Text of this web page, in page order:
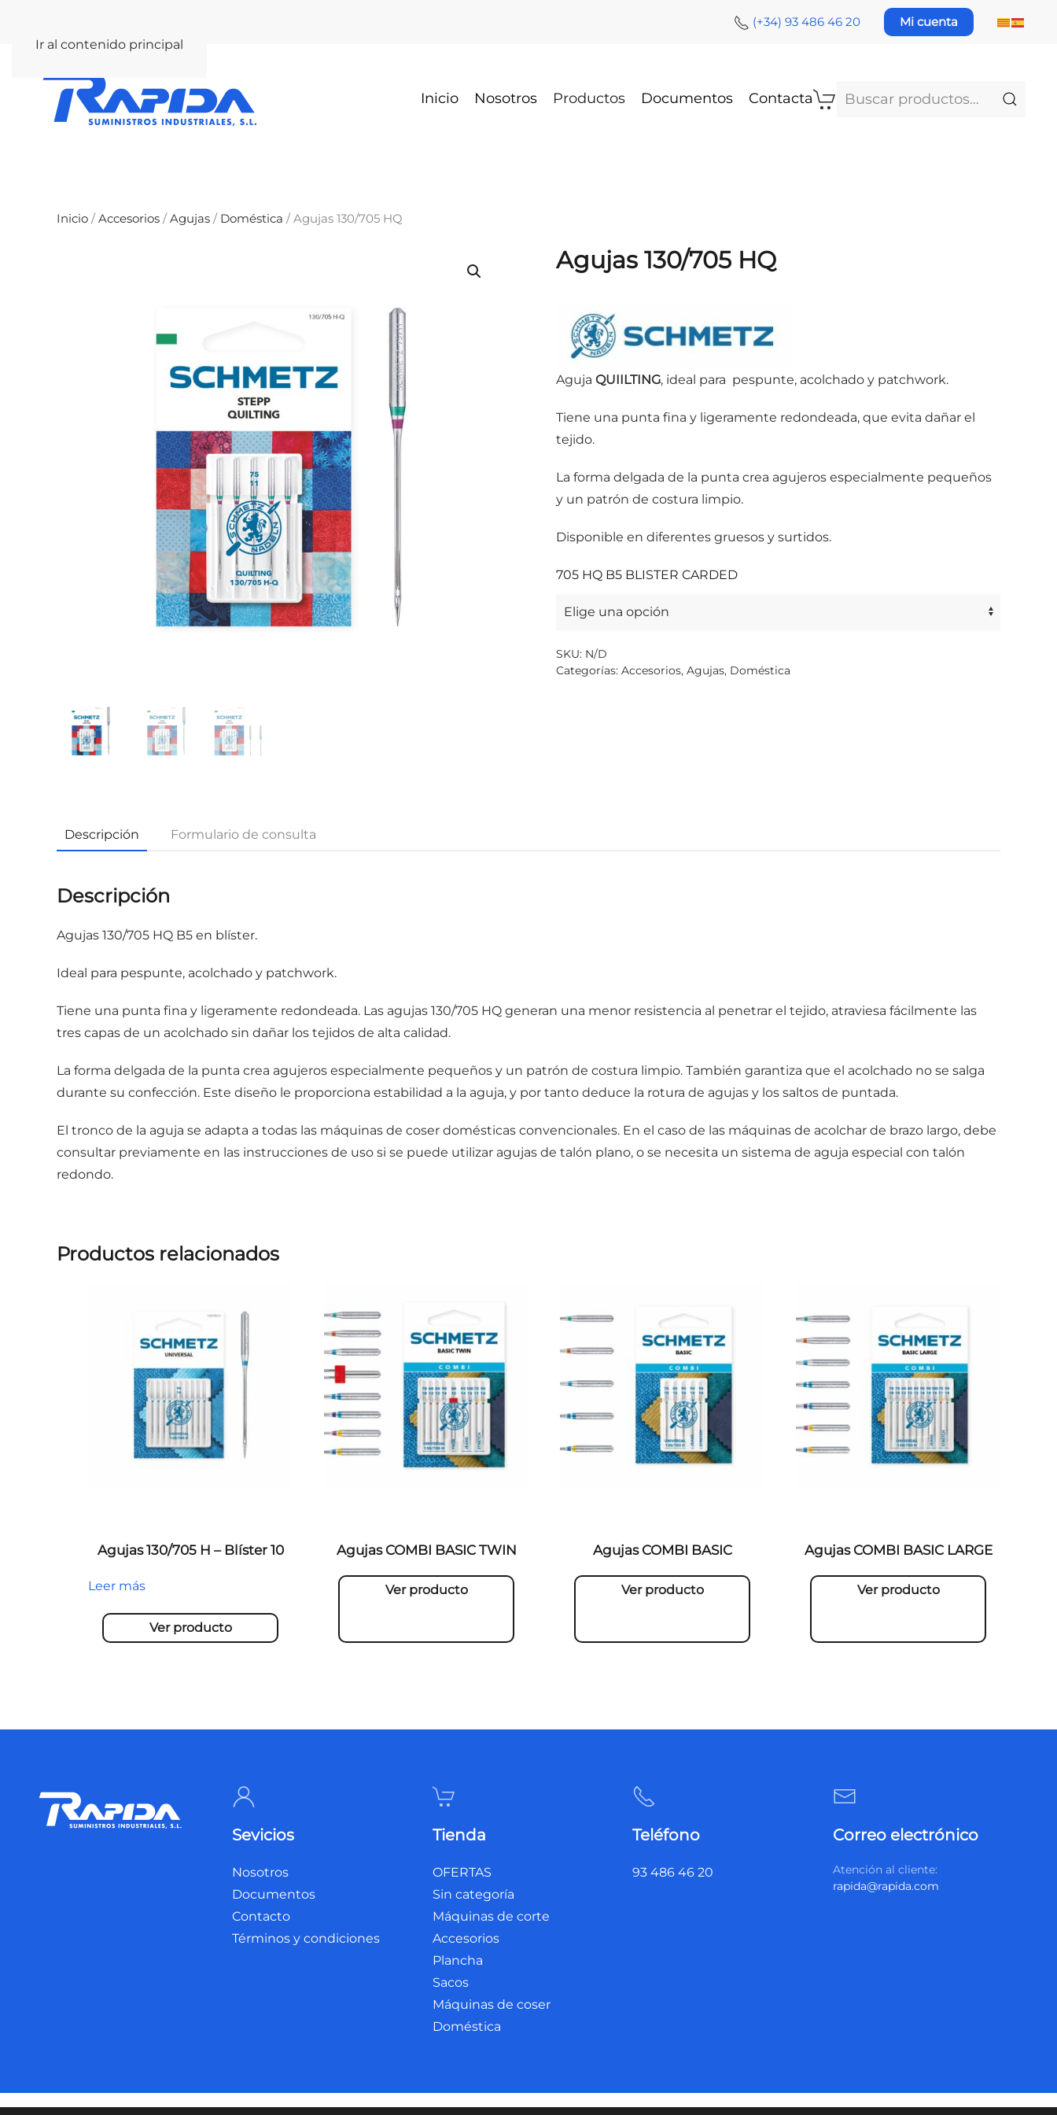
Ir al contenido principal
(+34) 93 486 46 20 Mi cuenta
Inicio Nosotros Productos Documentos Contacta
Buscar
Inicio /Accesorios /Agujas / Doméstica / Agujas 130/705 HQ
Agujas 130/705 HQ
Aguja QUIILTING, ideal para pespunte, acolchado y patchwork.
Tiene una punta fina y ligeramente redondeada, que evita dañar el
tejido.
La forma delgada de la punta crea agujeros especialmente pequeños
y un patrón de costura limpio.
Disponible en diferentes gruesos y surtidos.
705 HQ B5 BLISTER CARDED
SKU: N/D
Categorías: Accesorios, Agujas, Doméstica
Descripción Formulario de consulta
Descripción
Agujas 130/705 HQ B5 en blíster.
Ideal para pespunte, acolchado y patchwork.
Tiene una punta fina y ligeramente redondeada. Las agujas 130/705 HQ generan una menor resistencia al penetrar el tejido, atraviesa fácilmente las
tres capas de un acolchado sin dañar los tejidos de alta calidad.
La forma delgada de la punta crea agujeros especialmente pequeños y un patrón de costura limpio. También garantiza que el acolchado no se salga
durante su confección. Este diseño le proporciona estabilidad a la aguja, y por tanto deduce la rotura de agujas y los saltos de puntada.
El tronco de la aguja se adapta a todas las máquinas de coser domésticas convencionales. En el caso de las máquinas de acolchar de brazo largo, debe
consultar previamente en las instrucciones de uso si se puede utilizar agujas de talón plano, o se necesita un sistema de aguja especial con talón
redondo.
Productos relacionados
Agujas 130/705 H – Blíster 10
Leer más
Ver producto
Agujas COMBI BASIC TWIN
Ver producto
Agujas COMBI BASIC
Ver producto
Agujas COMBI BASIC LARGE
Ver producto
Sevicios
Nosotros
Documentos
Contacto
Términos y condiciones
Tienda
OFERTAS
Sin categoría
Máquinas de corte
Accesorios
Plancha
Sacos
Máquinas de coser
Doméstica
Teléfono
93 486 46 20
Correo electrónico
Atención al cliente:
rapida@rapida.com